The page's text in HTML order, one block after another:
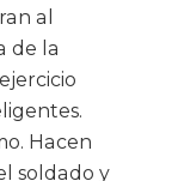
al
de la
Hacen
soldado y